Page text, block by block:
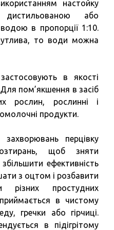
настойку
дистильованою або
в пропорції 1:10.
то води можна
в якості
пом’якшення в засіб
рослин, рослинні і
продукти.
перцівку
щоб зняти
ефективність
з оцтом і розбавити
простудних
в чистому
гречки або гірчиці.
в підігрітому